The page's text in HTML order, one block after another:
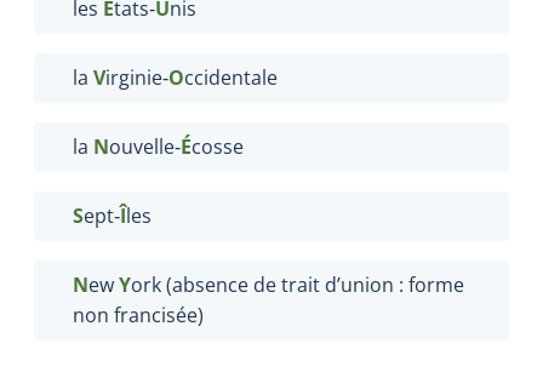
les États‑Unis
la Virginie‑Occidentale
la Nouvelle‑Écosse
Sept‑Îles
NewYork (absence de trait d’union : forme
non francisée)